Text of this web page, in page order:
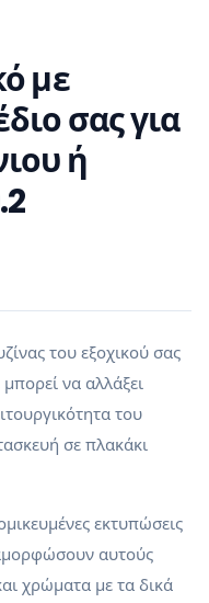
με
σας για
ή
του εξοχικού σας
να αλλάξει
του
σε πλακάκι
εκτυπώσεις
αυτούς
χρώματα με τα δικά